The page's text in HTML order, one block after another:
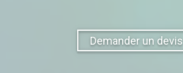
Demander un devis